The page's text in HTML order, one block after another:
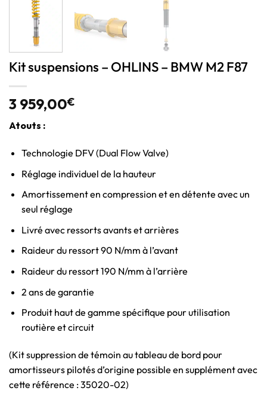
Kit suspensions – OHLINS – BMW M2 F87
3 959,00€
Atouts :
Technologie DFV (Dual Flow Valve)
Réglage individuel de la hauteur
Amortissement en compression et en détente avec un
seul réglage
Livré avec ressorts avants et arrières
Raideur du ressort 90 N/mm à l’avant
Raideur du ressort 190 N/mm à l’arrière
2 ans de garantie
Produit haut de gamme spécifique pour utilisation
routière et circuit
(Kit suppression de témoin au tableau de bord pour
amortisseurs pilotés d’origine possible en supplément avec
cette référence : 35020-02)